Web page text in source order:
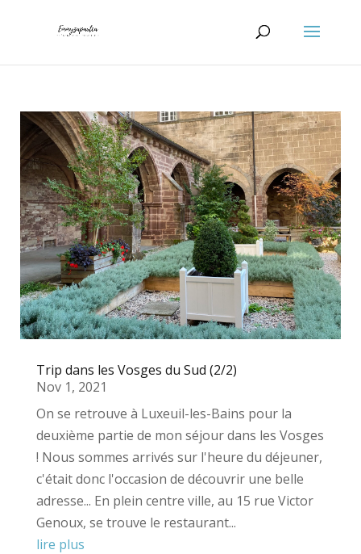
Trip dans les Vosges du Sud (2/2)
Nov 1, 2021
On se retrouve à Luxeuil-les-Bains pour la
deuxième partie de mon séjour dans les Vosges
! Nous sommes arrivés sur l'heure du déjeuner,
c'était donc l'occasion de découvrir une belle
adresse... En plein centre ville, au 15 rue Victor
Genoux, se trouve le restaurant...
lire plus